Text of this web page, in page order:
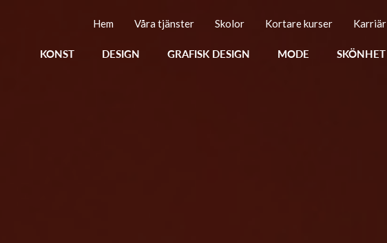
Karriär
Kortare kurser
Skolor
Våra tjänster
Hem
SKÖNHET
MODE
GRAFISK DESIGN
DESIGN
KONST